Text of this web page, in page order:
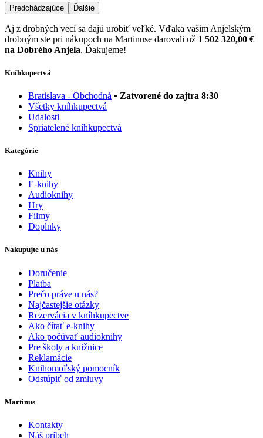
Predchádzajúce Ďalšie
Aj z drobných vecí sa dajú urobiť veľké. Vďaka vašim Anjelským
drobným ste pri nákupoch na Martinuse darovali už 1 502 320,00 €
na Dobrého Anjela. Ďakujeme!
Kníhkupectvá
Bratislava - Obchodná • Zatvorené do zajtra 8:30
Všetky kníhkupectvá
Udalosti
Spriatelené kníhkupectvá
Kategórie
Knihy
E-knihy
Audioknihy
Hry
Filmy
Doplnky
Nakupujte u nás
Doručenie
Platba
Prečo práve u nás?
Najčastejšie otázky
Rezervácia v kníhkupectve
Ako čítať e-knihy
Ako počúvať audioknihy
Pre školy a knižnice
Reklamácie
Knihomoľský pomocník
Odstúpiť od zmluvy
Martinus
Kontakty
Náš príbeh